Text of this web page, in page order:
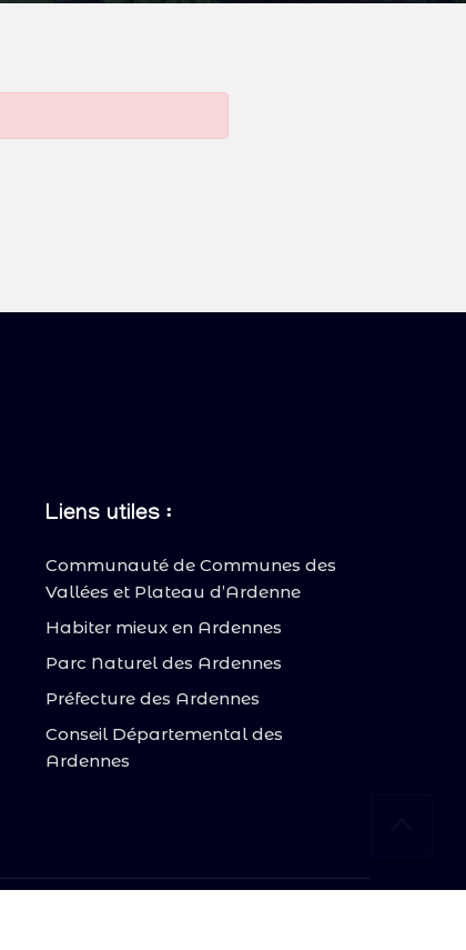
Liens utiles :
Communauté de Communes des
Vallées et Plateau d’Ardenne
Habiter mieux en Ardennes
Parc Naturel des Ardennes
Préfecture des Ardennes
Conseil Départemental des
Ardennes